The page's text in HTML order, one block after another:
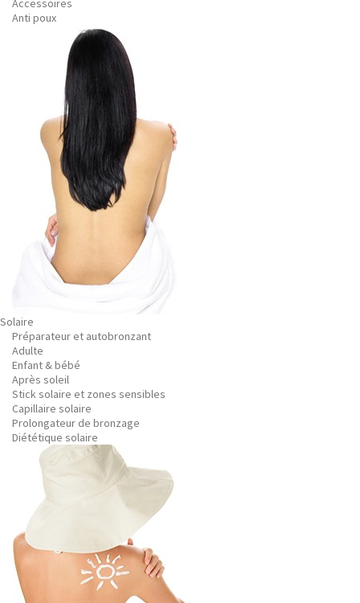
Accessoires
Anti poux
Solaire
Préparateur et autobronzant
Adulte
Enfant & bébé
Après soleil
Stick solaire et zones sensibles
Capillaire solaire
Prolongateur de bronzage
Diététique solaire